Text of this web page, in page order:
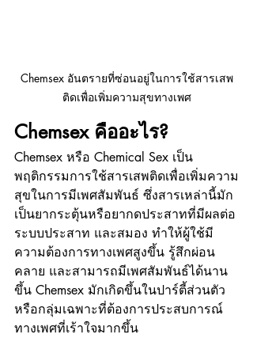
Chemsex อันตรายที่ซ่อนอยู่ในการใช้สารเสพ
ติดเพื่อเพิ่มความสุขทางเพศ
Chemsex คืออะไร?
Chemsex หรือ Chemical Sex เป็น
พฤติกรรมการใช้สารเสพติดเพื่อเพิ่มความ
สุขในการมีเพศสัมพันธ์ ซึ่งสารเหล่านี้มัก
เป็นยากระตุ้นหรือยากดประสาทที่มีผลต่อ
ระบบประสาท และสมอง ทำให้ผู้ใช้มี
ความต้องการทางเพศสูงขึ้น รู้สึกผ่อน
คลาย และสามารถมีเพศสัมพันธ์ได้นาน
ขึ้น Chemsex มักเกิดขึ้นในปาร์ตี้ส่วนตัว
หรือกลุ่มเฉพาะที่ต้องการประสบการณ์
ทางเพศที่เร้าใจมากขึ้น